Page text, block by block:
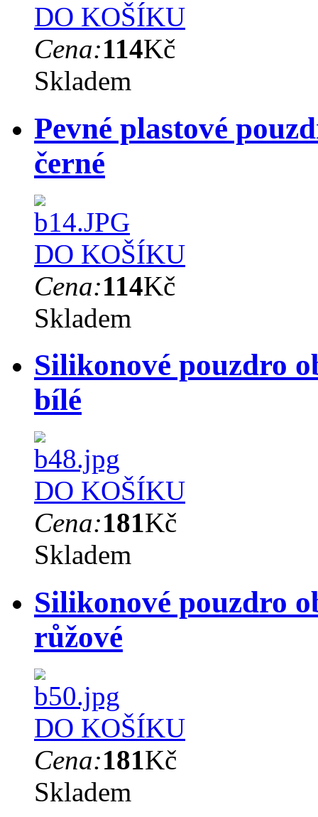
DO KOŠÍKU
Cena:114Kč
Skladem
Pevné plastové
černé
DO KOŠÍKU
Cena:114Kč
Skladem
Silikonové pouzdro
bílé
DO KOŠÍKU
Cena:181Kč
Skladem
Silikonové pouzdro
růžové
DO KOŠÍKU
Cena:181Kč
Skladem